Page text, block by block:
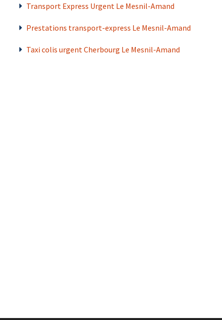
Transport Express Urgent Le Mesnil-Amand
Prestations transport-express Le Mesnil-Amand
Taxi colis urgent Cherbourg Le Mesnil-Amand